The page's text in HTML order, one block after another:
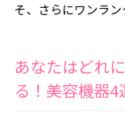
そ、さらにワンラン
あなたはどれ
る！美容機器4